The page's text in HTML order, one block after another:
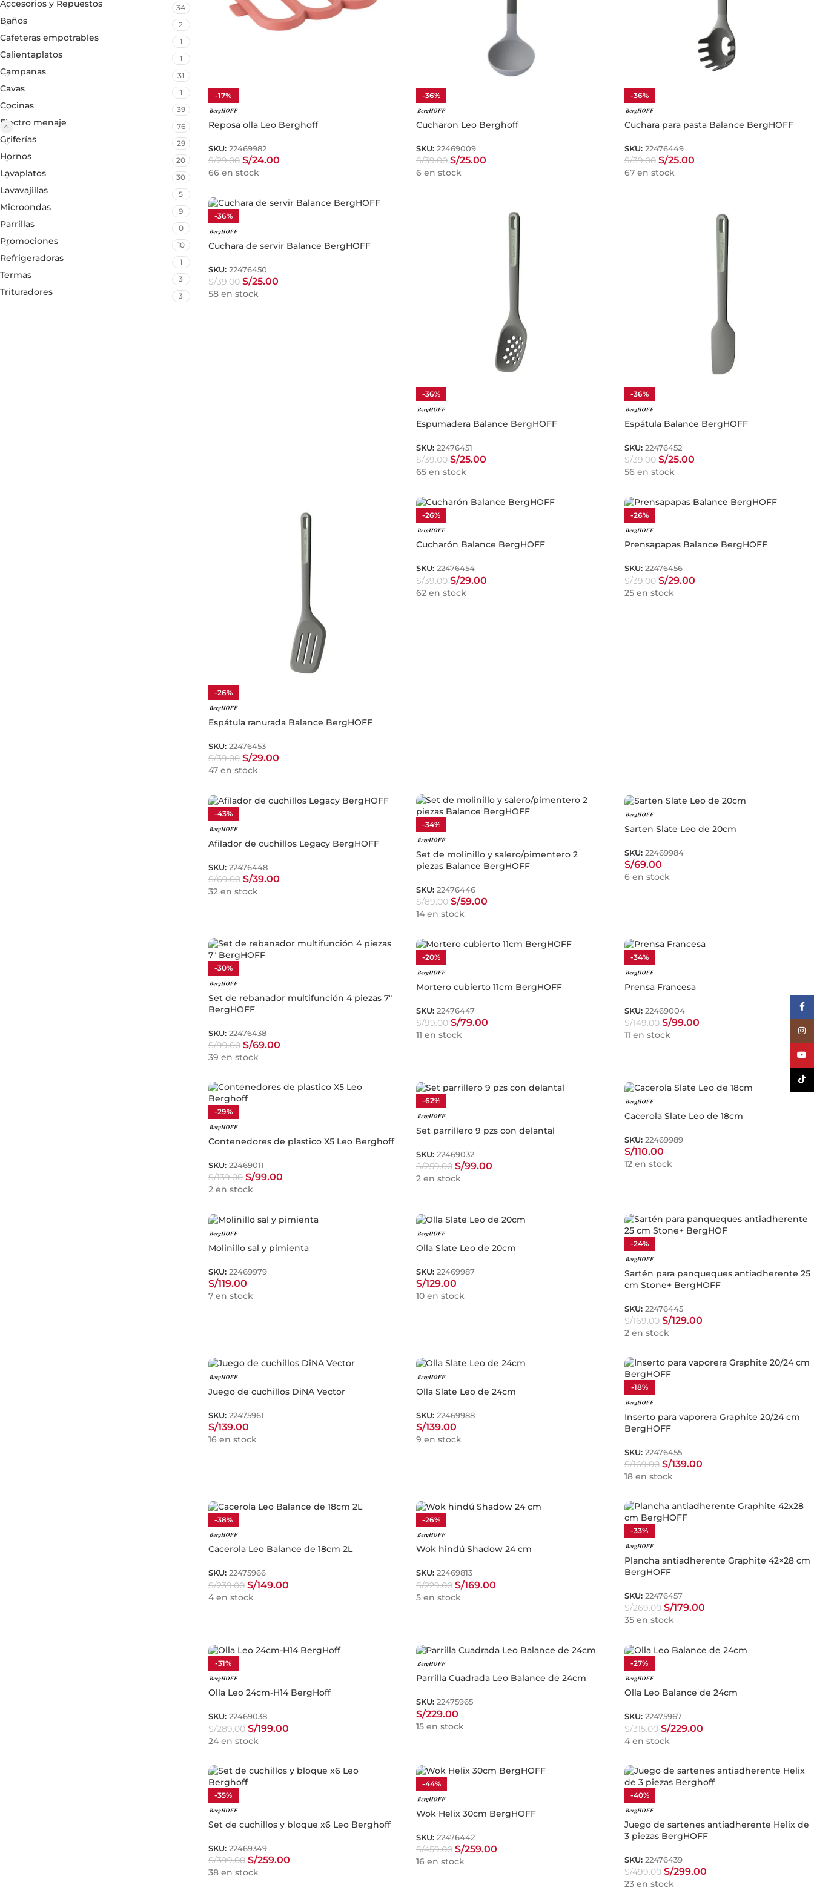
Accesorios y Repuestos 34
Baños 2
Cafeteras empotrables 1
Calientaplatos 1
Campanas 31
Cavas 1
Cocinas 39
Electro menaje 76
Griferías 29
Hornos 20
Lavaplatos 30
Lavavajillas 5
Microondas 9
Parrillas 0
Promociones 10
Refrigeradoras 1
Termas 3
Trituradores 3
-17%
Reposa olla Leo Berghoff
SKU: 22469982
S/29.00 S/24.00
66 en stock
-36%
Cucharon Leo Berghoff
SKU: 22469009
S/39.00 S/25.00
6 en stock
-36%
Cuchara para pasta Balance BergHOFF
SKU: 22476449
S/39.00 S/25.00
67 en stock
-36%
Cuchara de servir Balance BergHOFF
SKU: 22476450
S/39.00 S/25.00
58 en stock
-36%
Espumadera Balance BergHOFF
SKU: 22476451
S/39.00 S/25.00
65 en stock
-36%
Espátula Balance BergHOFF
SKU: 22476452
S/39.00 S/25.00
56 en stock
-26%
Espátula ranurada Balance BergHOFF
SKU: 22476453
S/39.00 S/29.00
47 en stock
-26%
Cucharón Balance BergHOFF
SKU: 22476454
S/39.00 S/29.00
62 en stock
-26%
Prensapapas Balance BergHOFF
SKU: 22476456
S/39.00 S/29.00
25 en stock
-43%
Afilador de cuchillos Legacy BergHOFF
SKU: 22476448
S/69.00 S/39.00
32 en stock
-34%
Set de molinillo y salero/pimentero 2
piezas Balance BergHOFF
SKU: 22476446
S/89.00 S/59.00
14 en stock
Sarten Slate Leo de 20cm
SKU: 22469984
S/69.00
6 en stock
-30%
Set de rebanador multifunción 4 piezas 7″
BergHOFF
SKU: 22476438
S/99.00 S/69.00
39 en stock
-20%
Mortero cubierto 11cm BergHOFF
SKU: 22476447
S/99.00 S/79.00
11 en stock
-34%
Prensa Francesa
SKU: 22469004
S/149.00 S/99.00
11 en stock
-29%
Contenedores de plastico X5 Leo Berghoff
SKU: 22469011
S/139.00 S/99.00
2 en stock
-62%
Set parrillero 9 pzs con delantal
SKU: 22469032
S/259.00 S/99.00
2 en stock
Cacerola Slate Leo de 18cm
SKU: 22469989
S/110.00
12 en stock
Molinillo sal y pimienta
SKU: 22469979
S/119.00
7 en stock
Olla Slate Leo de 20cm
SKU: 22469987
S/129.00
10 en stock
-24%
Sartén para panqueques antiadherente 25
cm Stone+ BergHOFF
SKU: 22476445
S/169.00 S/129.00
2 en stock
Juego de cuchillos DiNA Vector
SKU: 22475961
S/139.00
16 en stock
Olla Slate Leo de 24cm
SKU: 22469988
S/139.00
9 en stock
-18%
Inserto para vaporera Graphite 20/24 cm
BergHOFF
SKU: 22476455
S/169.00 S/139.00
18 en stock
-38%
Cacerola Leo Balance de 18cm 2L
SKU: 22475966
S/239.00 S/149.00
4 en stock
-26%
Wok hindú Shadow 24 cm
SKU: 22469813
S/229.00 S/169.00
5 en stock
-33%
Plancha antiadherente Graphite 42×28 cm
BergHOFF
SKU: 22476457
S/269.00 S/179.00
35 en stock
-31%
Olla Leo 24cm-H14 BergHoff
SKU: 22469038
S/289.00 S/199.00
24 en stock
Parrilla Cuadrada Leo Balance de 24cm
SKU: 22475965
S/229.00
15 en stock
-27%
Olla Leo Balance de 24cm
SKU: 22475967
S/315.00 S/229.00
4 en stock
-35%
Set de cuchillos y bloque x6 Leo Berghoff
SKU: 22469349
S/399.00 S/259.00
38 en stock
-44%
Wok Helix 30cm BergHOFF
SKU: 22476442
S/459.00 S/259.00
16 en stock
-40%
Juego de sartenes antiadherente Helix de
3 piezas BergHOFF
SKU: 22476439
S/499.00 S/299.00
23 en stock